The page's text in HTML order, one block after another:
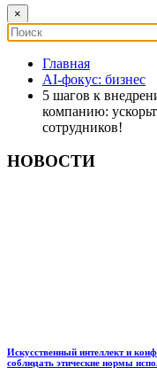
×
Главная
AI-фокус: бизнес
5 шагов к
компанию:
сотрудников!
НОВОСТИ
Искусственный интеллект и
соблюдать этические нормы